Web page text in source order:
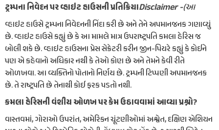
ટ્રમ્પના નિવેદન પર વ્હાઇટ હાઉસની પ્રતિક્રિયા
વ્હાઇટ હાઉસે ટ્રમ્પના નિવેદનની નિંદા કરી છે અને તેને અપમાનજનક ગણાવ્યું
છે. વ્હાઇટ હાઉસે કહ્યું છે કે આ મામલે માત્ર ઉપરાષ્ટ્રપતિ કમલા હેરિસ જ
બોલી શકે છે. વ્હાઇટ હાઉસના પ્રેસ સેક્રેટરી કરીન જીન-પિયરે કહ્યું કે કોઈને
પણ એ કહેવાનો અધિકાર નથી કે તેઓ કોણ છે અને તેમને કેવી રીતે
ઓળખવા. આ વ્યક્તિનો પોતાનો નિર્ણય છે. ટ્રમ્પની ટિપ્પણી અપમાનજનક
છે. તે રાષ્ટ્રપતિ છે તેનાથી કોઈ ફરક પડતો નથી.
કમલા હેરિસની વંશીય ઓળખ પર કેમ ઉઠાવવામાં આવ્યા પ્રશ્નો?
વાસ્તવમાં, ગોરાઓ ઉપરાંત, અમેરિકન ચૂંટણીઓમાં અશ્વેત, દક્ષિણ એશિયન
Disclaimer -(આ